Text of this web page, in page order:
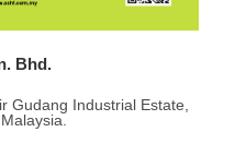
Bhd.
Gudang Industrial Estate,